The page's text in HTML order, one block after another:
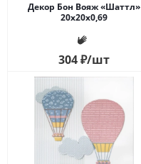
Декор Бон Вояж «Шаттл»
20x20x0,69
304₽/шт